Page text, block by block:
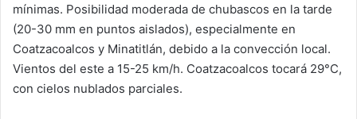
mínimas. Posibilidad moderada de chubascos en la tarde
(20-30 mm en puntos aislados), especialmente en
Coatzacoalcos y Minatitlán, debido a la convección local.
Vientos del este a 15-25 km/h. Coatzacoalcos tocará 29°C,
con cielos nublados parciales.